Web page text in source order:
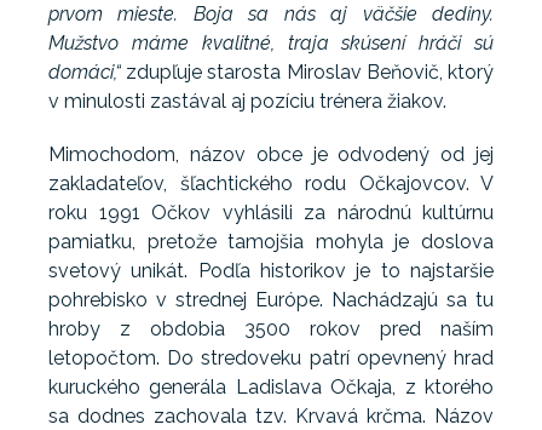
prvom mieste. Boja sa nás aj väčšie dediny.
Mužstvo máme kvalitné, traja skúsení hráči sú
domáci,“ zdupľuje starosta Miroslav Beňovič, ktorý
v minulosti zastával aj pozíciu trénera žiakov.
Mimochodom, názov obce je odvodený od jej
zakladateľov, šľachtického rodu Očkajovcov. V
roku 1991 Očkov vyhlásili za národnú kultúrnu
pamiatku, pretože tamojšia mohyla je doslova
svetový unikát. Podľa historikov je to najstaršie
pohrebisko v strednej Európe. Nachádzajú sa tu
hroby z obdobia 3500 rokov pred naším
letopočtom. Do stredoveku patrí opevnený hrad
kuruckého generála Ladislava Očkaja, z ktorého
sa dodnes zachovala tzv. Krvavá krčma. Názov